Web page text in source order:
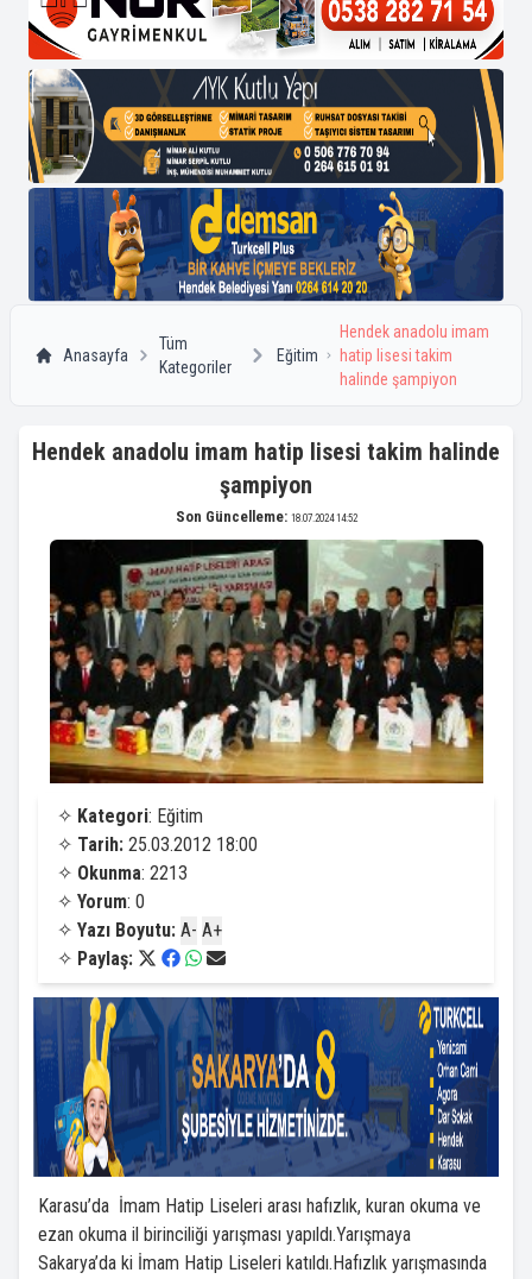
Anasayfa
Tüm
Kategoriler
Eğitim
Hendek anadolu imam
hatip lisesi takim
halinde şampiyon
Hendek anadolu imam hatip lisesi takim halinde
şampiyon
Son Güncelleme: 18.07.2024 14:52
✧ Kategori: Eğitim
✧ Tarih: 25.03.2012 18:00
✧ Okunma: 2213
✧ Yorum: 0
✧ Yazı Boyutu: A- A+
✧ Paylaş:
Karasu’da İmam Hatip Liseleri arası hafızlık, kuran okuma ve
ezan okuma il birinciliği yarışması yapıldı.Yarışmaya
Sakarya’da ki İmam Hatip Liseleri katıldı.Hafızlık yarışmasında